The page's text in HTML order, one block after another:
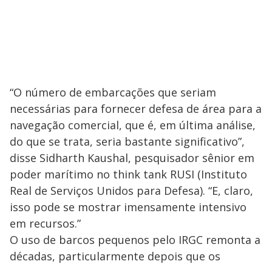
“O número de embarcações que seriam
necessárias para fornecer defesa de área para a
navegação comercial, que é, em última análise,
do que se trata, seria bastante significativo”,
disse Sidharth Kaushal, pesquisador sênior em
poder marítimo no think tank RUSI (Instituto
Real de Serviços Unidos para Defesa). “E, claro,
isso pode se mostrar imensamente intensivo
em recursos.”
O uso de barcos pequenos pelo IRGC remonta a
décadas, particularmente depois que os